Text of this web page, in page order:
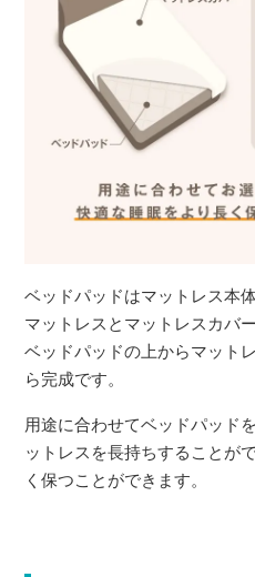
ベッドパッドはマットレス本
マットレスとマットレスカバ
ベッドパッドの上からマット
ら完成です。
用途に合わせてベッドパッド
ットレスを長持ちすることが
く保つことができます。